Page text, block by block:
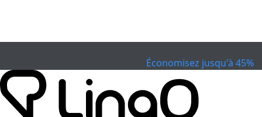
Économisez jusqu'à 45%